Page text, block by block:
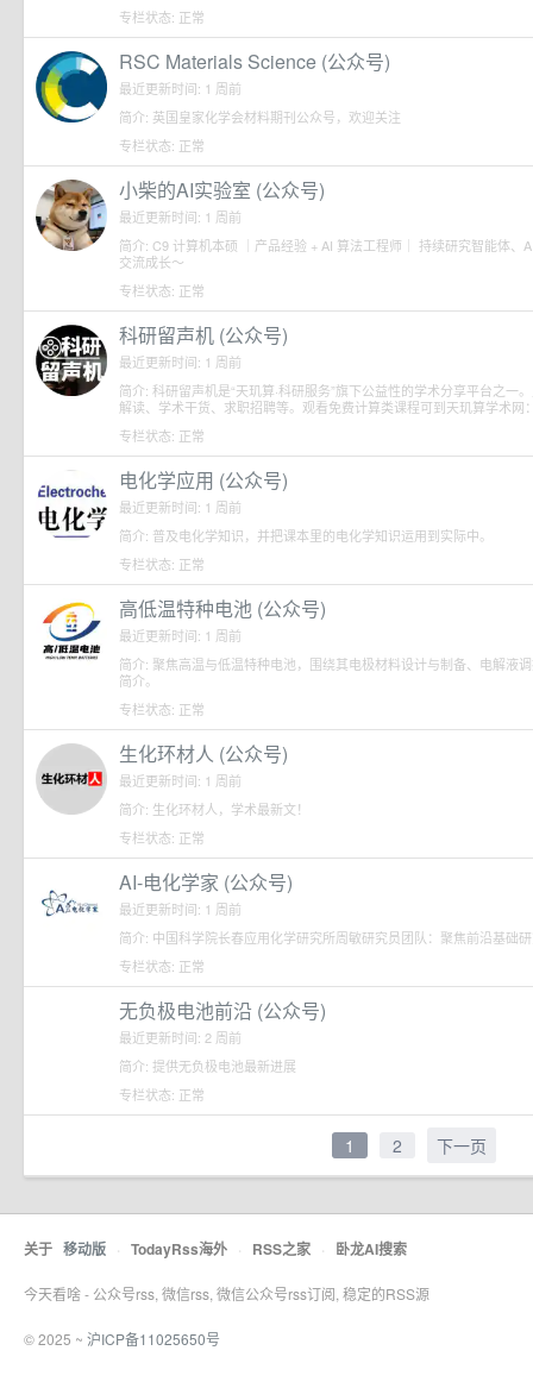
专栏状态: 正常
RSC Materials Science (公众号)
最近更新时间: 1 周前
简介: 英国皇家化学会材料期刊公众号，欢迎关注
专栏状态: 正常
小柴的AI实验室 (公众号)
最近更新时间: 1 周前
简介: C9 计算机本硕 ｜产品经验 + AI 算法工程师｜ 持续研究智能体
交流成长～
专栏状态: 正常
科研留声机 (公众号)
最近更新时间: 1 周前
简介: 科研留声机是“天玑算·科研服务”旗下公益性的学术分享平台之一
解读、学术干货、求职招聘等。观看免费计算类课程可到天玑算学术网
专栏状态: 正常
电化学应用 (公众号)
最近更新时间: 1 周前
简介: 普及电化学知识，并把课本里的电化学知识运用到实际中。
专栏状态: 正常
高低温特种电池 (公众号)
最近更新时间: 1 周前
简介: 聚焦高温与低温特种电池，围绕其电极材料设计与制备、电解液
简介。
专栏状态: 正常
生化环材人 (公众号)
最近更新时间: 1 周前
简介: 生化环材人，学术最新文！
专栏状态: 正常
AI-电化学家 (公众号)
最近更新时间: 1 周前
简介: 中国科学院长春应用化学研究所周敏研究员团队：聚焦前沿基础
专栏状态: 正常
无负极电池前沿 (公众号)
最近更新时间: 2 周前
简介: 提供无负极电池最新进展
专栏状态: 正常
1 2 下一页
关于 移动版 · TodayRss海外 · RSS之家 · 卧龙AI搜索
今天看啥 - 公众号rss, 微信rss, 微信公众号rss订阅, 稳定的RSS源
© 2025 ~ 沪ICP备11025650号